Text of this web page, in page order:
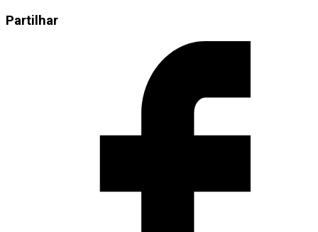
PartilharShare